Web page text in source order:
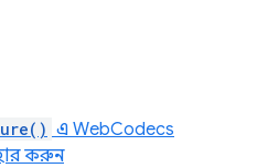
এ WebCodecs
করুন